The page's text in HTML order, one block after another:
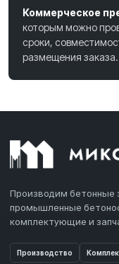
Коммерческое
которым можно
сроки,
размещения заказа.
Производим бетонные
промышленные
комплектующие и
Производство